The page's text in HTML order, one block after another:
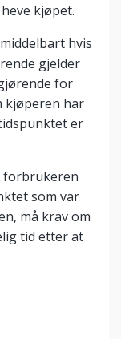
kjøpet.
hvis
gjelder
for
kjøperen har
er
forbrukeren
som var
må krav om
tid etter at